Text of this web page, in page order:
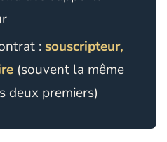
:souscripteur,
(souvent la même
deux premiers)